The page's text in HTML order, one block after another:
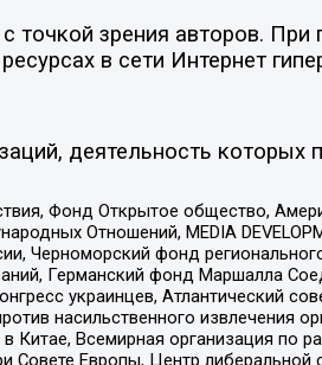
зрения авторов. При
в сети Интернет
деятельность которых
Фонд Открытое общество,
Отношений, MEDIA
Черноморский фонд
Германский фонд Маршалла
украинцев, Атлантический
насильственного извлечения
Китае, Всемирная организация по
Совете Европы, Центр либеральной